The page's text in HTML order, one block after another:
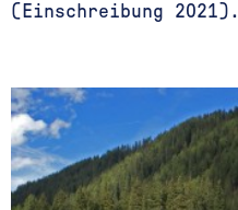
(Einschreibung 2021).